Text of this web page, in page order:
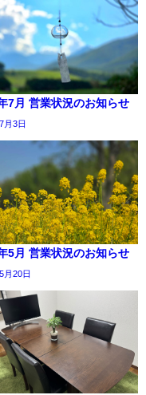
7月 営業状況のお知らせ
月3日
5月 営業状況のお知らせ
月20日